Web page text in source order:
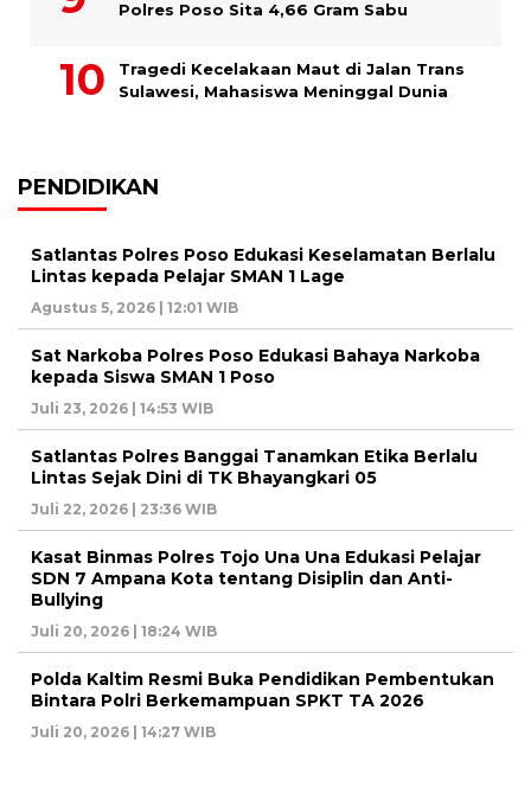
Polres Poso Sita 4,66 Gram Sabu
Tragedi Kecelakaan Maut di Jalan Trans
Sulawesi, Mahasiswa Meninggal Dunia
PENDIDIKAN
Satlantas Polres Poso Edukasi Keselamatan Berlalu
Lintas kepada Pelajar SMAN 1 Lage
Agustus 5, 2026 | 12:01 WIB
Sat Narkoba Polres Poso Edukasi Bahaya Narkoba
kepada Siswa SMAN 1 Poso
Juli 23, 2026 | 14:53 WIB
Satlantas Polres Banggai Tanamkan Etika Berlalu
Lintas Sejak Dini di TK Bhayangkari 05
Juli 22, 2026 | 23:36 WIB
Kasat Binmas Polres Tojo Una Una Edukasi Pelajar
SDN 7 Ampana Kota tentang Disiplin dan Anti-
Bullying
Juli 20, 2026 | 18:24 WIB
Polda Kaltim Resmi Buka Pendidikan Pembentukan
Bintara Polri Berkemampuan SPKT TA 2026
Juli 20, 2026 | 14:27 WIB